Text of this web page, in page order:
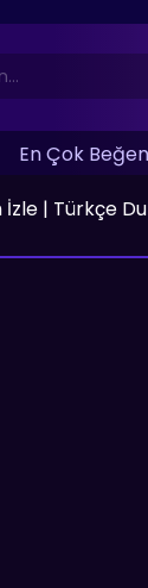
En Çok
| Türkçe